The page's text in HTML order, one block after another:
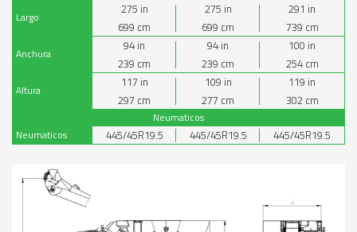
Largo
275 in
699 cm
275 in
699 cm
291 in
739 cm
Anchura
94 in
239 cm
94 in
239 cm
100 in
254cm
Altura
117 in
297 cm
109 in
277 cm
119 in
302cm
Neumaticos
Neumaticos
445/45R19.5 445/45R19.5 445/45R19.5